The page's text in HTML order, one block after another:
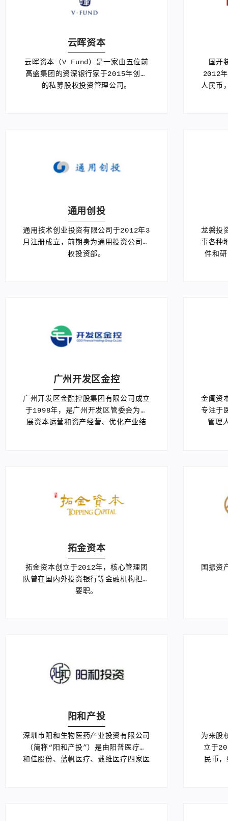
云晖资本
云晖资本（V Fund）是一家由五位前
高盛集团的资深银行家于2015年创立
的私募股权投资管理公司。
国开
2012
人民币
通用创投
通用技术创业投资有限公司于2012年3
月注册成立，前期身为通用投资公司股
权投资部。
龙磐投
事各种
件和
广州开发区金控
广州开发区金融控股集团有限公司成立
于1998年，是广州开发区管委会为拓
展资本运营和资产经营、优化产业结
金阖资
专注于
管理
拓金资本
拓金资本创立于2012年，核心管理团
队曾在国内外投资银行等金融机构担任
要职。
国振资
阳和产投
深圳市阳和生物医药产业投资有限公司
（简称“阳和产投”）是由阳普医疗、
和佳股份、蓝帆医疗、戴维医疗四家医
为来股
立于
民币